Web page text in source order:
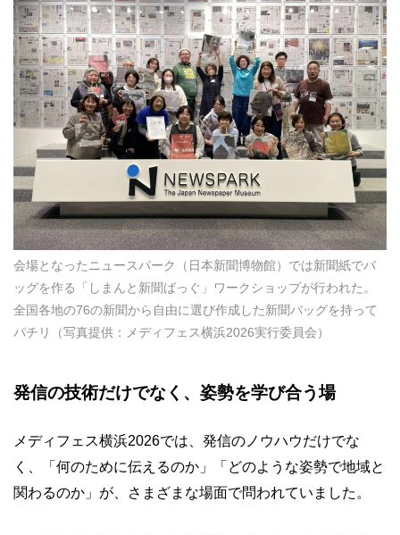
会場となったニュースパーク（日本新聞博物館）では新聞紙でバ
ッグを作る「しまんと新聞ばっぐ」ワークショップが行われた。
全国各地の76の新聞から自由に選び作成した新聞バッグを持って
パチリ（写真提供：メディフェス横浜2026実行委員会）
発信の技術だけでなく、姿勢を学び合う場
メディフェス横浜2026では、発信のノウハウだけでな
く、「何のために伝えるのか」「どのような姿勢で地域と
関わるのか」が、さまざまな場面で問われていました。